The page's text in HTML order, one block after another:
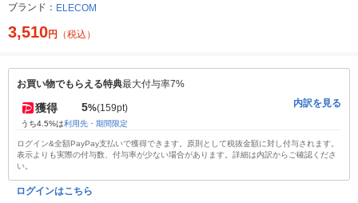
ブランド： ELECOM
3,510円 （税込）
お買い物でもらえる特典最大付与率7%
獲得 5%(159pt)
うち4.5%は利用先・期間限定
内訳を見る
ログイン&全額PayPay支払いで獲得できます。原則として税抜金額に対し付与されます。
表示よりも実際の付与数、付与率が少ない場合があります。詳細は内訳からご確認くださ
い。
ログインはこちら